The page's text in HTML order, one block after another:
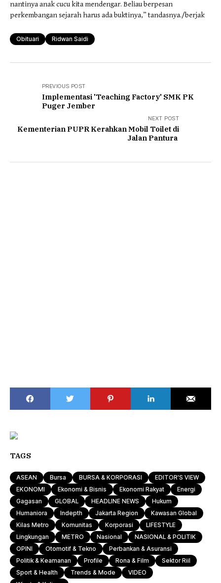
nantinya anak cucu kita mendengar. Beliau berpesan
perkembangan sejarah harus ada buktinya,” tandasnya./berjak
Obituari Ridwan Saidi
PREVIOUS POST
Implementasi 'Teaching Factory' SMK PK
Puger Jember
NEXT POST
Kementerian PUPR Kerahkan Mobil Toilet di
Jalan Pantura
TAGS
ASEAN Bursa BURSA & KORPORASI
EDITOR'S VIEW
EKONOMI
Ekonomi & Bisnis Ekonomi Rakyat
Energi
Gagasan
GLOBAL HEADLINE NEWS
Hukum
Humaniora
Indepth Jakarta Region
Kawasan Global
Kilas Metro
Komunitas Korporasi
LIFESTYLE
Lingkungan
METRO Nasional
NASIONAL & POLITIK
OPINI
Otomotif & Tekno
Perbankan & Asuransi
Politik & Keamanan
Profile Rona & Film
Sektor Riil
Sport & Health
Trends & Mode
VIDEO